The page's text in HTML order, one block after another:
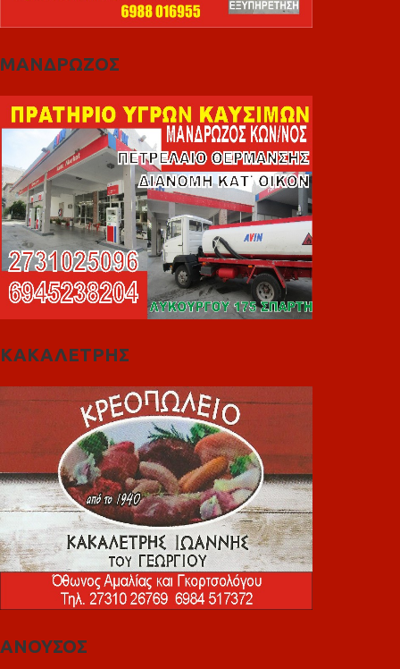
ΜΑΝΔΡΩΖΟΣ
ΚΑΚΑΛΕΤΡΗΣ
ΑΝΟΥΣΟΣ